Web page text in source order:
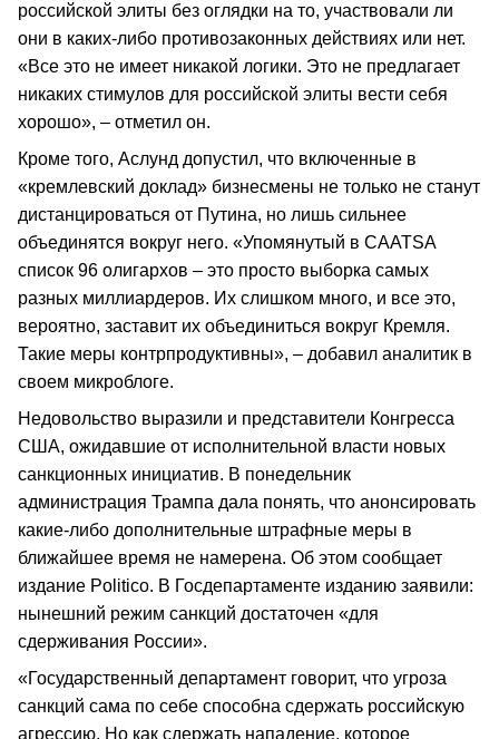
российской элиты без оглядки на то, участвовали ли
они в каких-либо противозаконных действиях или нет.
«Все это не имеет никакой логики. Это не предлагает
никаких стимулов для российской элиты вести себя
хорошо», – отметил он.
Кроме того, Аслунд допустил, что включенные в
«кремлевский доклад» бизнесмены не только не станут
дистанцироваться от Путина, но лишь сильнее
объединятся вокруг него. «Упомянутый в CAATSA
список 96 олигархов – это просто выборка самых
разных миллиардеров. Их слишком много, и все это,
вероятно, заставит их объединиться вокруг Кремля.
Такие меры контрпродуктивны», – добавил аналитик в
своем микроблоге.
Недовольство выразили и представители Конгресса
США, ожидавшие от исполнительной власти новых
санкционных инициатив. В понедельник
администрация Трампа дала понять, что анонсировать
какие-либо дополнительные штрафные меры в
ближайшее время не намерена. Об этом сообщает
издание Politico. В Госдепартаменте изданию заявили:
нынешний режим санкций достаточен «для
сдерживания России».
«Государственный департамент говорит, что угроза
санкций сама по себе способна сдержать российскую
агрессию. Но как сдержать нападение, которое